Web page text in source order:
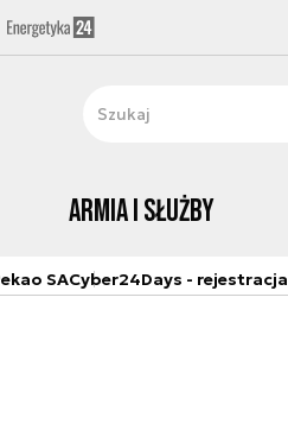
Armia i Służby
SACyber24Days - rejestracja